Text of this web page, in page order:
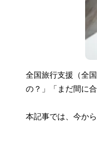
全国旅行支援（全
の？」「まだ間に
本記事では、今か